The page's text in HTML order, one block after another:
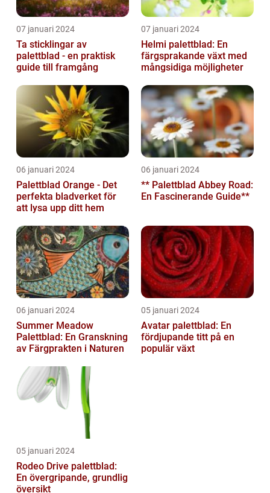
07 januari 2024
Ta sticklingar av
palettblad - en praktisk
guide till framgång
07 januari 2024
Helmi palettblad: En
färgsprakande växt med
mångsidiga möjligheter
06 januari 2024
Palettblad Orange - Det
perfekta bladverket för
att lysa upp ditt hem
06 januari 2024
** Palettblad Abbey Road:
En Fascinerande Guide**
06 januari 2024
Summer Meadow
Palettblad: En Granskning
av Färgprakten i Naturen
05 januari 2024
Avatar palettblad: En
fördjupande titt på en
populär växt
05 januari 2024
Rodeo Drive palettblad:
En övergripande, grundlig
översikt